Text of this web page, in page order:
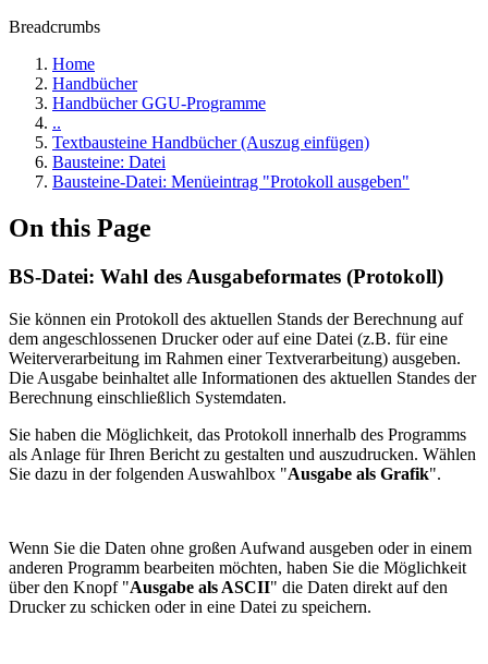
Breadcrumbs
Home
Handbücher
Handbücher GGU-Programme
..
Textbausteine Handbücher (Auszug einfügen)
Bausteine: Datei
Bausteine-Datei: Menüeintrag "Protokoll ausgeben"
On this Page
BS-Datei: Wahl des Ausgabeformates (Protokoll)
Sie können ein Protokoll des aktuellen Stands der Berechnung auf
dem angeschlossenen Drucker oder auf eine Datei (z.B. für eine
Weiterverarbeitung im Rahmen einer Textverarbeitung) ausgeben.
Die Ausgabe beinhaltet alle Informationen des aktuellen Standes der
Berechnung einschließlich Systemdaten.
Sie haben die Möglichkeit, das Protokoll innerhalb des Programms
als Anlage für Ihren Bericht zu gestalten und auszudrucken. Wählen
Sie dazu in der folgenden Auswahlbox "Ausgabe als Grafik".
Wenn Sie die Daten ohne großen Aufwand ausgeben oder in einem
anderen Programm bearbeiten möchten, haben Sie die Möglichkeit
über den Knopf "Ausgabe als ASCII" die Daten direkt auf den
Drucker zu schicken oder in eine Datei zu speichern.